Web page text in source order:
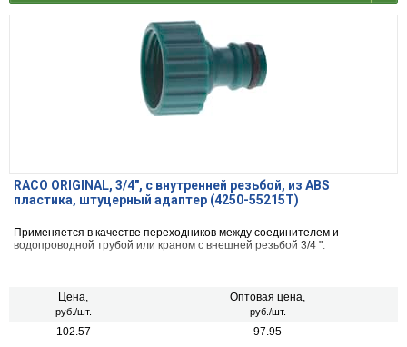
RACO ORIGINAL, 3/4″, с внутренней резьбой, из ABS
пластика, штуцерный адаптер (4250-55215T)
Применяется в качестве переходников между соединителем и
водопроводной трубой или краном с внешней резьбой 3/4 ".
Цена,
руб./шт.
Оптовая цена,
руб./шт.
102.57 97.95